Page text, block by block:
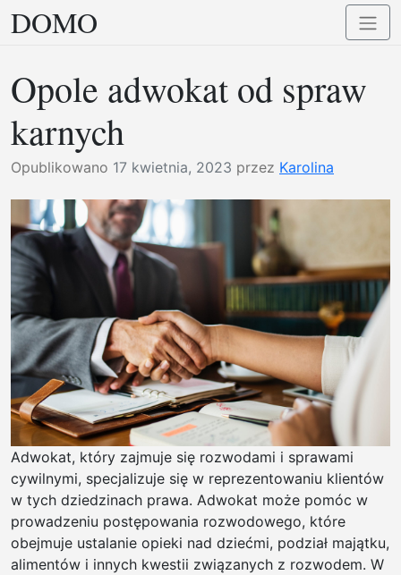
Przejdź
do
DOMO
Opole adwokat od spraw
karnych
Opublikowano 17 kwietnia, 2023 przez Karolina
Adwokat, który zajmuje się rozwodami i sprawami
cywilnymi, specjalizuje się w reprezentowaniu klientów
w tych dziedzinach prawa. Adwokat może pomóc w
prowadzeniu postępowania rozwodowego, które
obejmuje ustalanie opieki nad dziećmi, podział majątku,
alimentów i innych kwestii związanych z rozwodem. W